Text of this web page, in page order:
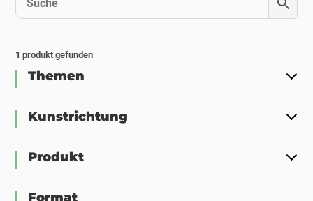
1 produkt gefunden
Themen
Kunstrichtung
Produkt
Format